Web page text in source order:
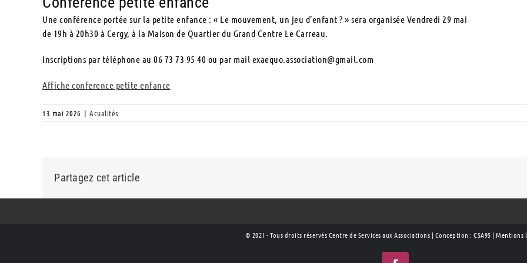
Une conférence portée sur la petite enfance : « Le mouvement, un jeu d’enfant ? » sera organisée Vendredi 29 mai
de 19h à 20h30 à Cergy, à la Maison de Quartier du Grand Centre Le Carreau.
Inscriptions par téléphone au 06 73 73 95 40 ou par mail exaequo.association@gmail.com
Affiche conference petite enfance
13 mai 2026 | Acualités
Partagez cet article
© 2021 - Tous droits réservés Centre de Services aux Associations | Conception :CSA95 |Mentions